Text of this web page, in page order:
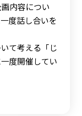
内容につい
度話し合いを
て考える「じ
度開催してい